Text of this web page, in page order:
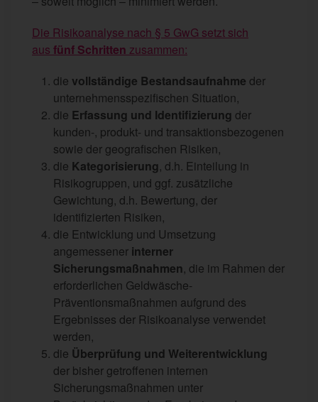
Die Risikoanalyse nach § 5 GwG setzt sich
aus fünf Schritten zusammen:
die vollständige Bestandsaufnahme der
unternehmensspezifischen Situation,
die Erfassung und Identifizierung der
kunden-, produkt- und transaktionsbezogenen
sowie der geografischen Risiken,
die Kategorisierung, d.h. Einteilung in
Risikogruppen, und ggf. zusätzliche
Gewichtung, d.h. Bewertung, der
identifizierten Risiken,
die Entwicklung und Umsetzung
angemessener interner
Sicherungsmaßnahmen, die im Rahmen der
erforderlichen Geldwäsche-
Präventionsmaßnahmen aufgrund des
Ergebnisses der Risikoanalyse verwendet
werden,
die Überprüfung und Weiterentwicklung
der bisher getroffenen internen
Sicherungsmaßnahmen unter